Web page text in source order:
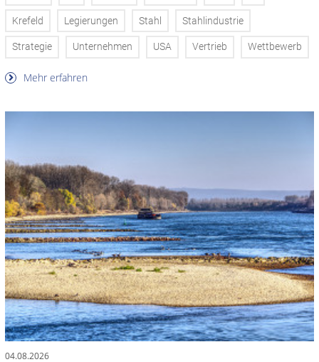
Krefeld Legierungen Stahl Stahlindustrie
Strategie Unternehmen USA Vertrieb Wettbewerb
Mehr erfahren
04.08.2026